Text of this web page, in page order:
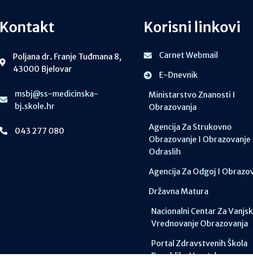
Kontakt
Poljana dr. Franje Tuđmana 8,
43000 Bjelovar
msbj@ss-medicinska-
bj.skole.hr
043 277 080
Korisni linkovi
Carnet Webmail
E-Dnevnik
Ministarstvo Znanosti I
Obrazovanja
Agencija Za Strukovno
Obrazovanje I Obrazovanje
Odraslih
Agencija Za Odgoj I
Državna Matura
Nacionalni Centar Za
Vrednovanje Obrazovanja
Portal Zdravstvenih Škola
Republike Hrvatske